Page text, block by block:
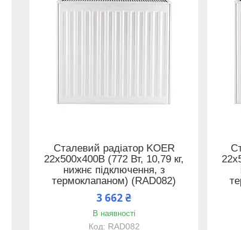
Сталевий радіатор KOER
22x500x400B (772 Вт, 10,79 кг,
нижнє підключення, з
термоклапаном) (RAD082)
3 662 ₴
В наявності
RAD082